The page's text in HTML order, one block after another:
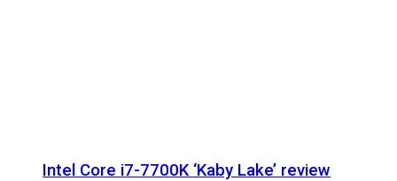
Intel Core i7-7700K ‘Kaby Lake’ review